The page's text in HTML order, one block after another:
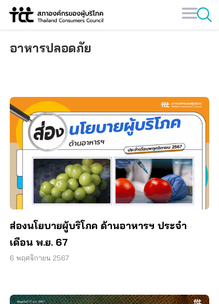
Skip
อาหารปลอดภัย
ส่องนโยบายผู้บริโภค ด้านอาหารฯ ประจำ
เดือน พ.ย. 67
6 พฤศจิกายน 2567